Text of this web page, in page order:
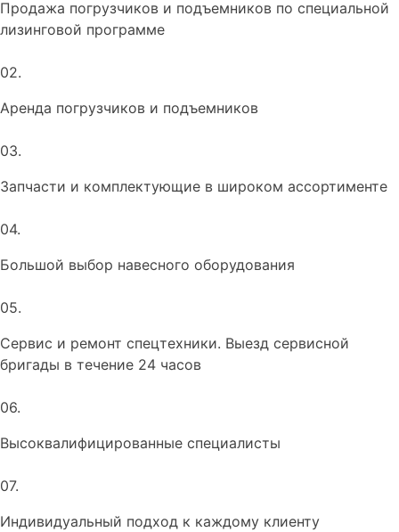
Продажа погрузчиков и подъемников по специальной
лизинговой программе
02.
Аренда погрузчиков и подъемников
03.
Запчасти и комплектующие в широком ассортименте
04.
Большой выбор навесного оборудования
05.
Сервис и ремонт спецтехники. Выезд сервисной
бригады в течение 24 часов
06.
Высоквалифицированные специалисты
07.
Индивидуальный подход к каждому клиенту